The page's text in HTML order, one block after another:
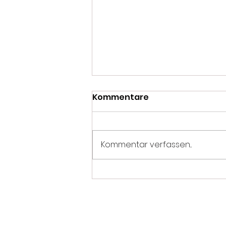
Der Hammer: Zanshin ist
Kommentare
Kommentar verfassen...